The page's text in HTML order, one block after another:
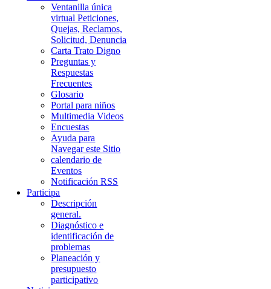
Ventanilla única
virtual Peticiones,
Quejas, Reclamos,
Solicitud, Denuncia
Carta Trato Digno
Preguntas y
Respuestas
Frecuentes
Glosario
Portal para niños
Multimedia Videos
Encuestas
Ayuda para
Navegar este Sitio
calendario de
Eventos
Notificación RSS
Participa
Descripción
general.
Diagnóstico e
identificación de
problemas
Planeación y
presupuesto
participativo